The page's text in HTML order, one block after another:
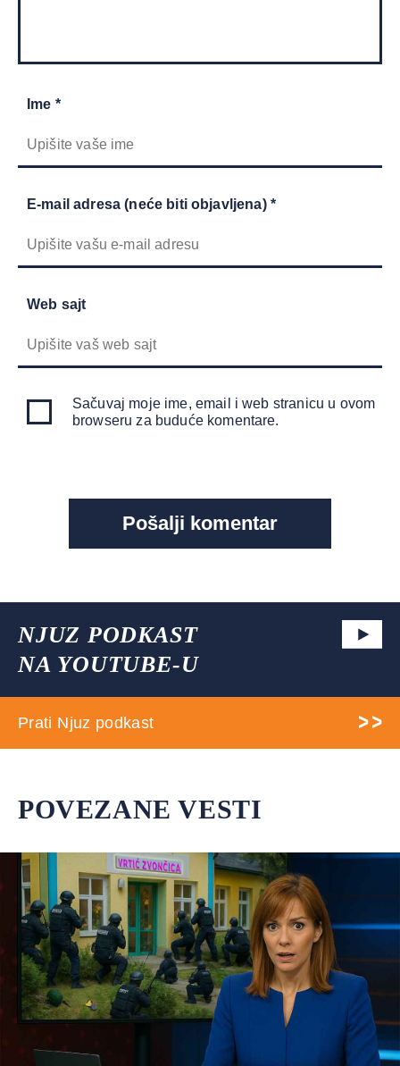
Ime *
E-mail adresa (neće biti objavljena) *
Web sajt
Sačuvaj moje ime, email i web stranicu u ovom
browseru za buduće komentare.
NJUZ PODKAST
NA YOUTUBE-U
Prati Njuz podkast
POVEZANE VESTI